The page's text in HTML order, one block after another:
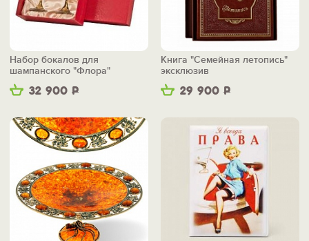
32 900 Р
Набор бокалов для
шампанского "Флора"
29 900 Р
Книга "Семейная летопись"
эксклюзив